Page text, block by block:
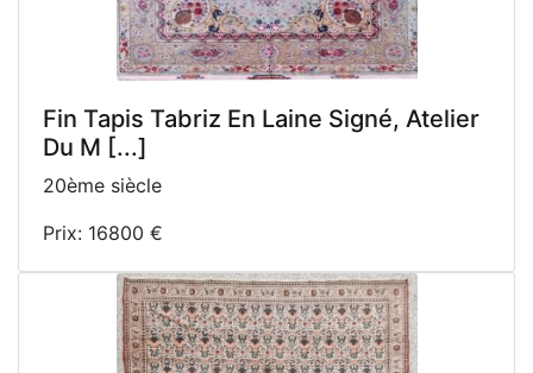
Fin Tapis Tabriz En Laine Signé, Atelier
Du M [...]
20ème siècle
Prix: 16800 €